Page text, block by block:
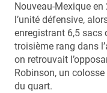
Nouveau-Mexique
l’unité défensive,
enregistrant 6,5 sacs
troisième rang dans
on retrouvait
Robinson, un
du quart.